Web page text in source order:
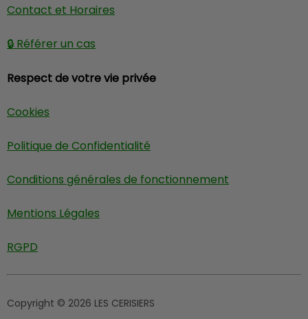
Contact et Horaires
🔒 Référer un cas
Respect de votre vie privée
Cookies
Politique de Confidentialité
Conditions générales de fonctionnement
Mentions Légales
RGPD
Copyright © 2026 LES CERISIERS